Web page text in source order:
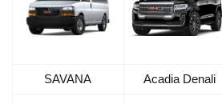
SAVANA Acadia Denali